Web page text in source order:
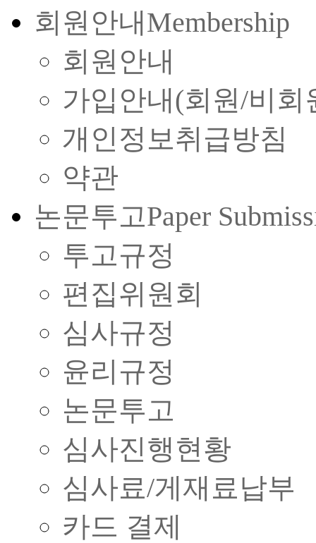
회원안내Membership
회원안내
가입안내(회원/비회
개인정보취급방침
약관
논문투고Paper
투고규정
편집위원회
심사규정
윤리규정
논문투고
심사진행현황
심사료/게재료납부
카드 결제